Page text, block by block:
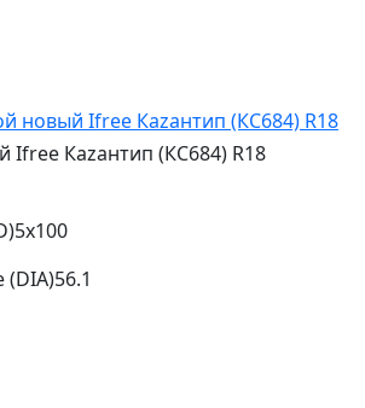
Ifree Каzантип (КС684) R18
5x100
(DIA)56.1